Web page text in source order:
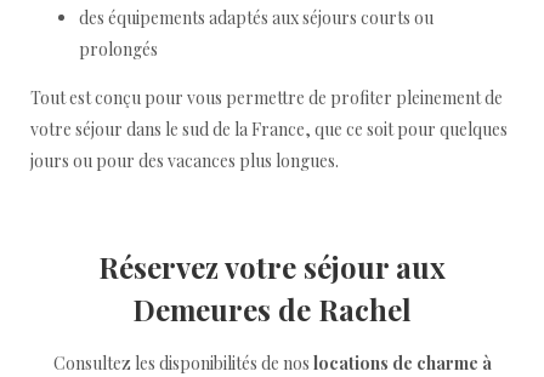
des équipements adaptés aux séjours courts ou
prolongés
Tout est conçu pour vous permettre de profiter pleinement de
votre séjour dans le sud de la France, que ce soit pour quelques
jours ou pour des vacances plus longues.
Réservez votre séjour aux
Demeures de Rachel
Consultez les disponibilités de nos locations de charme à